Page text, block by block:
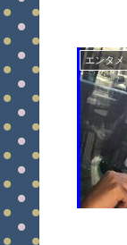
エンタメ